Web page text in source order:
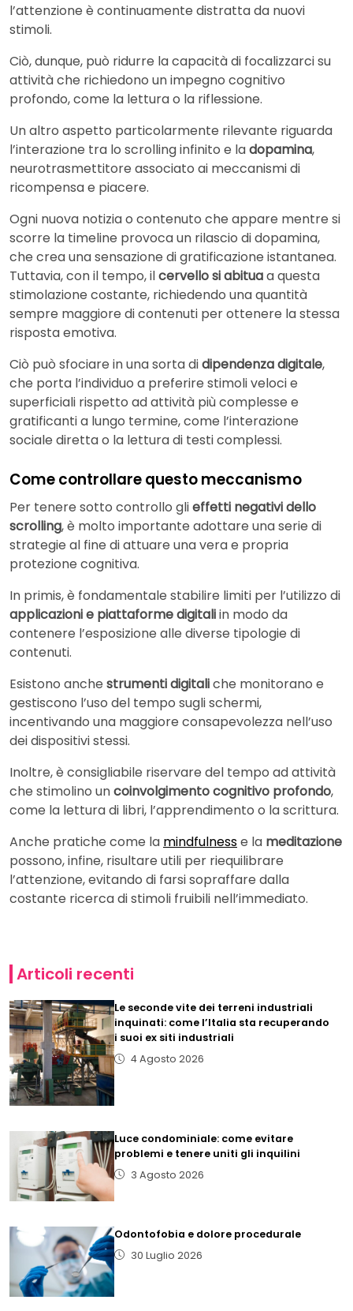
l’attenzione è continuamente distratta da nuovi
stimoli.
Ciò, dunque, può ridurre la capacità di focalizzarci su
attività che richiedono un impegno cognitivo
profondo, come la lettura o la riflessione.
Un altro aspetto particolarmente rilevante riguarda
l’interazione tra lo scrolling infinito e ladopamina,
neurotrasmettitore associato ai meccanismi di
ricompensa e piacere.
Ogni nuova notizia o contenuto che appare mentre si
scorre la timeline provoca un rilascio di dopamina,
che crea una sensazione di gratificazione istantanea.
Tuttavia, con il tempo, ilcervello si abituaa questa
stimolazione costante, richiedendo una quantità
sempre maggiore di contenuti per ottenere la stessa
risposta emotiva.
Ciò può sfociare in una sorta didipendenza digitale,
che porta l’individuo a preferire stimoli veloci e
superficiali rispetto ad attività più complesse e
gratificanti a lungo termine, come l’interazione
sociale diretta o la lettura di testi complessi.
Come controllare questo meccanismo
Per tenere sotto controllo glieffetti negativi dello
scrolling, è molto importante adottare una serie di
strategie al fine di attuare una vera e propria
protezione cognitiva.
In primis, è fondamentale stabilire limiti per l’utilizzo di
applicazioni e piattaforme digitaliin modo da
contenere l’esposizione alle diverse tipologie di
contenuti.
Esistono anche strumenti digitaliche monitorano e
gestiscono l’uso del tempo sugli schermi,
incentivando una maggiore consapevolezza nell’uso
dei dispositivi stessi.
Inoltre, è consigliabile riservare del tempo ad attività
che stimolino uncoinvolgimento cognitivo profondo,
come la lettura di libri, l’apprendimento o la scrittura.
Anche pratiche come la mindfulnesse la meditazione
possono, infine, risultare utili per riequilibrare
l’attenzione, evitando di farsi sopraffare dalla
costante ricerca di stimoli fruibili nell’immediato.
Articoli recenti
Le seconde vite dei terreni industriali
inquinati: come l’Italia sta recuperando
i suoi ex siti industriali
4 Agosto 2026
Luce condominiale: come evitare
problemi e tenere uniti gli inquilini
3 Agosto 2026
Odontofobia e dolore procedurale
30 Luglio 2026